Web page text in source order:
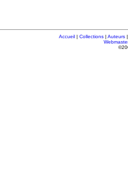
Accueil | Collections | Auteurs